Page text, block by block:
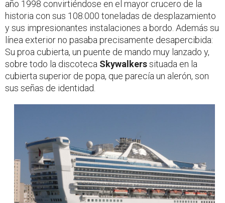
año 1998 convirtiéndose en el mayor crucero de la
historia con sus 108.000 toneladas de desplazamiento
y sus impresionantes instalaciones a bordo. Además su
línea exterior no pasaba precisamente desapercibida:
Su proa cubierta, un puente de mando muy lanzado y,
sobre todo la discoteca Skywalkerssituada en la
cubierta superior de popa, que parecía un alerón, son
sus señas de identidad.